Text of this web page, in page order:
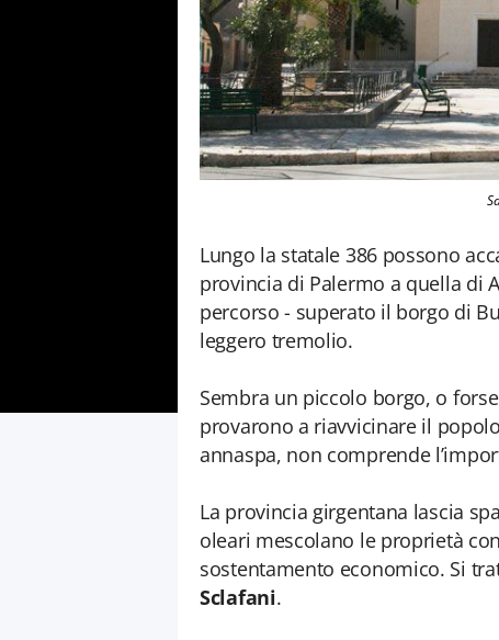
Lungo la statale 386 possono
provincia di Palermo a quella di
percorso - superato il borgo di
leggero tremolio.
Sembra un piccolo borgo, o
provarono a riavvicinare il
annaspa, non comprende
La provincia girgentana lascia
oleari mescolano le proprietà
sostentamento economico. Si
Sclafani.